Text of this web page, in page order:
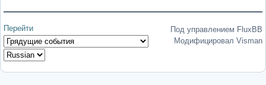
Перейти
Под управлением FluxBB
Модифицировал Visman